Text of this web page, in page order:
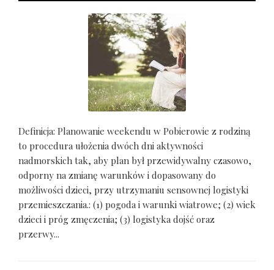
Definicja: Planowanie weekendu w Pobierowie z rodziną
to procedura ułożenia dwóch dni aktywności
nadmorskich tak, aby plan był przewidywalny czasowo,
odporny na zmianę warunków i dopasowany do
możliwości dzieci, przy utrzymaniu sensownej logistyki
przemieszczania.: (1) pogoda i warunki wiatrowe; (2) wiek
dzieci i próg zmęczenia; (3) logistyka dojść oraz
przerwy...